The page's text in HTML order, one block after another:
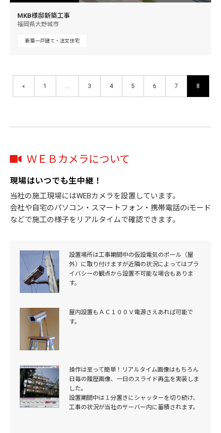
MKB様邸新築工事
福岡県大野城市
新築一戸建て・注文住宅
« 1 … 3 4 5 6 7 8
ＷＥＢカメラについて
現場はいつでも生中継！
当社の施工現場にはWEBカメラを設置しています。
会社や自宅のパソコン・スマートフォン・携帯電話のiモード
などで施工の様子をリアルタイムで確認できます。
設置場所は工事期間中の仮設電気のポール（屋
外）に取り付けますが近隣の状況によってはプラ
イバシーの観点から設置不可能な場合もありま
す。
屋内設置もＡＣ１００Ｖ電源さえあれば可能で
す。
操作は至って簡単！リアルタイム画像はもちろん
日毎の履歴画像、一日のスライド再生を実装しま
した。
設置期間中は１分置きにシャッターを切り続け、
工事の状況が当社のサーバー内に蓄積されます。